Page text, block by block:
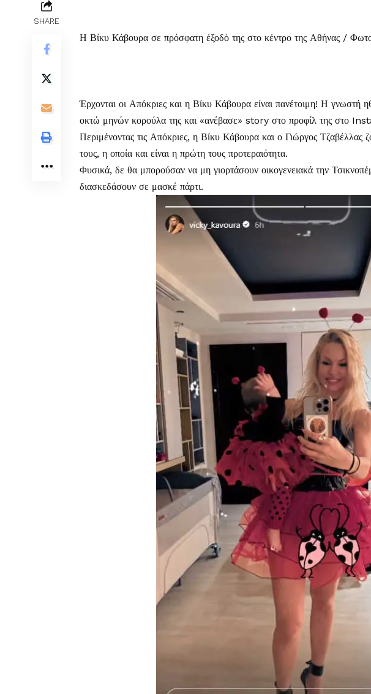
SHARE
Η Βίκυ Κάβουρα σε πρόσφατη έξοδό της στο κέντρο της Αθήνας /
Έρχονται οι Απόκριες και η Βίκυ Κάβουρα είναι πανέτοιμη! Η γνωστή
οκτώ μηνών κορούλα της και «ανέβασε» story στο προφίλ της στο
Περιμένοντας τις Απόκριες, η Βίκυ Κάβουρα και ο Γιώργος Τζαβέλλας
τους, η οποία και είναι η πρώτη τους προτεραιότητα.
Φυσικά, δε θα μπορούσαν να μη γιορτάσουν οικογενειακά την
διασκεδάσουν σε μασκέ πάρτι.